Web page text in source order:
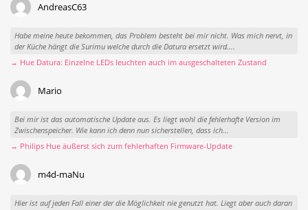
AndreasC63
Habe meine heute bekommen, das Problem besteht bei mir nicht. Was mich nervt, in
der Küche hängt die Surimu welche durch die Datura ersetzt wird....
→ Hue Datura: Einzelne LEDs leuchten auch im ausgeschalteten Zustand
Mario
Bei mir ist das automatische Update aus. Es liegt wohl die fehlerhafte Version im
Zwischenspeicher. Wie kann ich denn nun sicherstellen, dass ich...
→ Philips Hue äußerst sich zum fehlerhaften Firmware-Update
m4d-maNu
Hier ist auf jeden Fall einer der die Möglichkeit nie genutzt hat. Liegt aber auch daran